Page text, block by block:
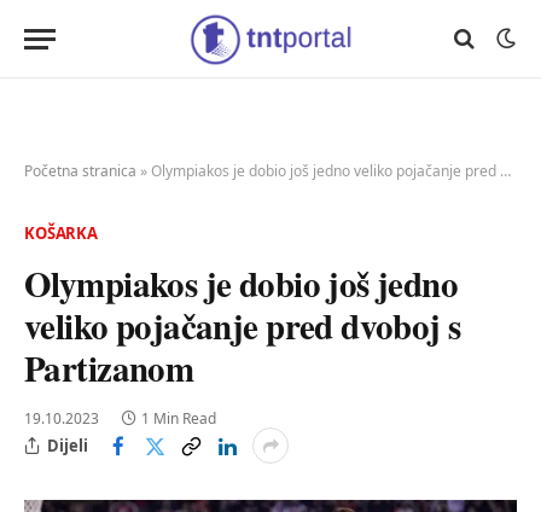
Početna stranica »Olympiakos je dobio još jedno veliko pojačanje pred dvoboj s Partizanom
KOŠARKA
Olympiakos je dobio još jedno
veliko pojačanje pred dvoboj s
Partizanom
19.10.2023 1 Min Read
Dijeli